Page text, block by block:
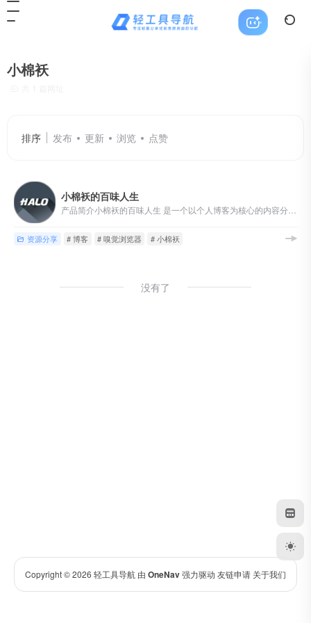
小棉袄
排序 发布 更新 浏览 点赞
小棉袄的百味人生
资源分享 # 博客 # 嗅觉浏览器 # 小棉袄
没有了
Copyright © 2026 轻工具导航 由 OneNav强力驱动 友链申请 关于我们